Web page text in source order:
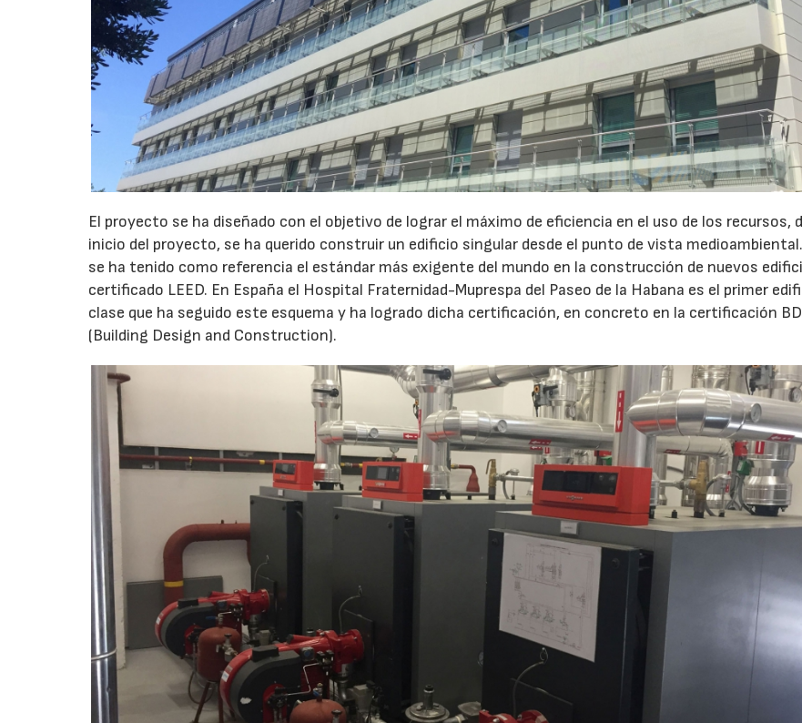
El proyecto se ha diseñado con el objetivo de lograr el máximo de eficiencia en el uso de los recursos,
inicio del proyecto, se ha querido construir un edificio singular desde el punto de vista
se ha tenido como referencia el estándar más exigente del mundo en la construcción de nuevos
certificado LEED. En España el Hospital Fraternidad-Muprespa del Paseo de la Habana es el primer
clase que ha seguido este esquema y ha logrado dicha certificación, en concreto en la certificación
(Building Design and Construction).